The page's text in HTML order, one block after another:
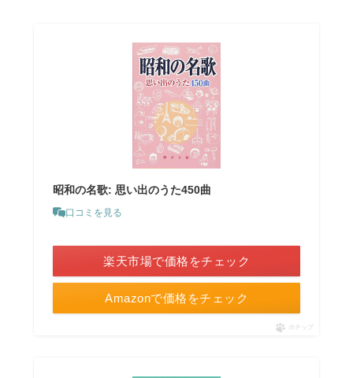
昭和の名歌: 思い出のうた450曲
口コミを見る
Amazonで価格をチェック
楽天市場で価格をチェック
ポチップ